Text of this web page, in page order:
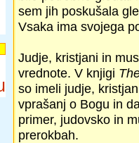
sem jih poskušala
Vsaka ima svojega
Judje, kristjani in
vrednote. V knjigi
so imeli judje,
vprašanj o Bogu in
primer, judovsko in
prerokbah.